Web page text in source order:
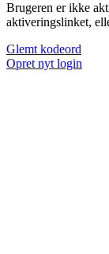
Brugeren er ikke
aktiveringslinket,
Glemt kodeord
Opret nyt login